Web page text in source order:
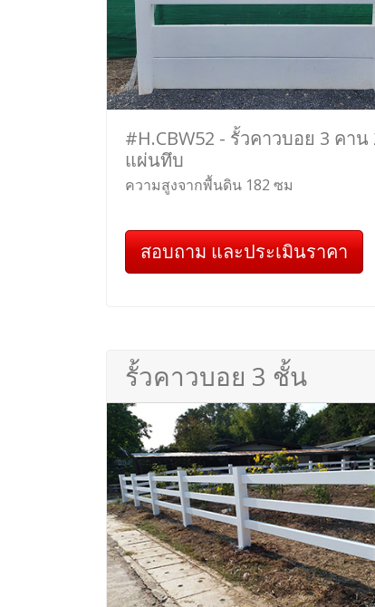
#H.CBW52 - รั้วคาวบอย 3 คาน
แผ่นทึบ
ความสูงจากพื้นดิน 182 ซม
สอบถาม และประเมินราคา
รั้วคาวบอย 3 ชั้น